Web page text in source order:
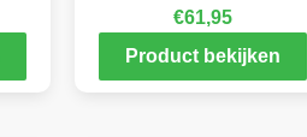
€61,95
Product bekijken